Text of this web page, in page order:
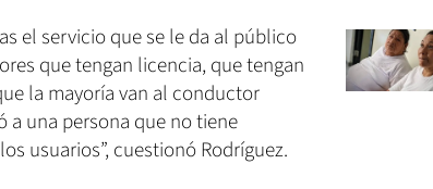
el servicio que se le da al público
que tengan licencia, que tengan
la mayoría van al conductor
a una persona que no tiene
usuarios”, cuestionó Rodríguez.